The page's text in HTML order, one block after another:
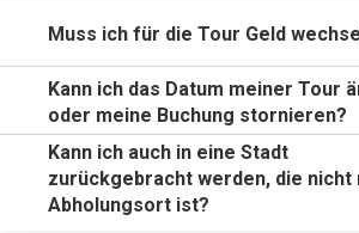
Muss ich für die Tour Geld
Kann ich das Datum meiner Tour
oder meine Buchung stornieren?
Kann ich auch in eine Stadt
zurückgebracht werden, die nicht
Abholungsort ist?